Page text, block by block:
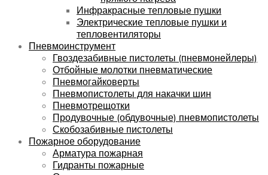
Инфракрасные тепловые пушки
Электрические тепловые пушки и
тепловентиляторы
Пневмоинструмент
Гвоздезабивные пистолеты (пневмонейлеры)
Отбойные молотки пневматические
Пневмогайковерты
Пневмопистолеты для накачки шин
Пневмотрещотки
Продувочные (обдувочные) пневмопистолеты
Скобозабивные пистолеты
Пожарное оборудование
Арматура пожарная
Гидранты пожарные